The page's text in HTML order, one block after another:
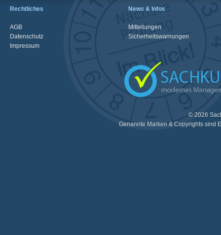
Rechtliches
AGB
Datenschutz
Impressum
News & Infos
Mitteilungen
Sicherheitswarnungen
© 2026
Genannte Marken & Copyrights sind